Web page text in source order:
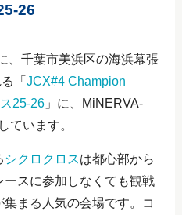
26
、千葉市美浜区の海浜幕張
「 JCX#4 Champion
25-26」に、MiNERVA-
ています。
シクロクロスは都心部から
スに参加しなくても観戦
まる人気の会場です。コ